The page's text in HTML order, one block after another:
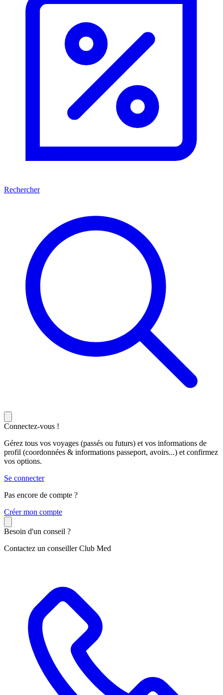
Rechercher
Connectez-vous !
Gérez tous vos voyages (passés ou futurs) et vos informations de
profil (coordonnées & informations passeport, avoirs...) et confirmez
vos options.
Se connecter
Pas encore de compte ?
Créer mon compte
Besoin d'un conseil ?
Contactez un conseiller Club Med